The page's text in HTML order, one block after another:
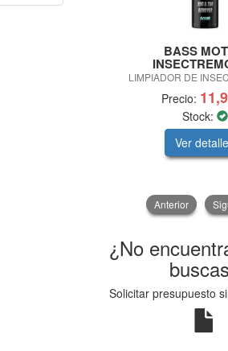
BASS
LIMPIADOR DE
Precio:
Stock:
Ver
Anterior
¿No
Solicitar presupuesto